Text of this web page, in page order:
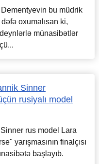
bu müdrik
oxumalısan ki,
münasibətlər
Sinner
rusiyalı model
rus model Lara
yarışmasının finalçısı
başlayıb.